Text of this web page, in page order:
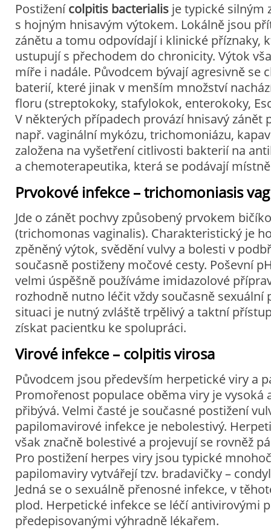
Postiženícolpitis bacterialisje typické silným
s hojným hnisavým výtokem. Lokálně jsou
zánětu a tomu odpovídají i klinické příznaky,
ustupují s přechodem do chronicity. Výtok
míře i nadále. Původcem bývají agresivně se
baterií, které jinak v menším množství
floru (streptokoky, stafylokok, enterokoky,
V některých případech provází hnisavý zánět
např. vaginální mykózu, trichomoniázu,
založena na vyšetření citlivosti bakterií na
a chemoterapeutika, která se podávají
Prvokové infekce – trichomoniasis
Jde o zánět pochvy způsobený prvokem
(trichomonas vaginalis). Charakteristický je
zpěněný výtok, svědění vulvy a bolesti v
současně postiženy močové cesty. Poševní
velmi úspěšně používáme imidazolové
rozhodně nutno léčit vždy současně sexuální
situaci je nutný zvláště trpělivý a taktní
získat pacientku ke spolupráci.
Virové infekce – colpitis virosa
Původcem jsou především herpetické viry a
Promořenost populace oběma viry je vysoká
přibývá. Velmi časté je současné postižení
papilomavirové infekce je nebolestivý.
však značně bolestivé a projevují se rovněž
Pro postižení herpes viry jsou typické
papilomaviry vytvářejí tzv. bradavičky –
Jedná se o sexuálně přenosné infekce, v
plod. Herpetické infekce se léčí antivirovými
předepisovanými výhradně lékařem.